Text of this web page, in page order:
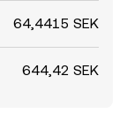
64,4415 SEK
644,42 SEK